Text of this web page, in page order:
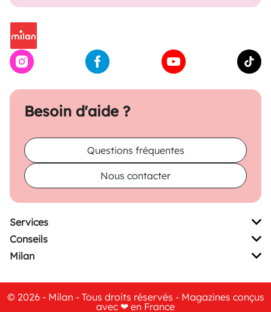
Besoin d'aide ?
Questions fréquentes
Nous contacter
Services
Conseils
Milan
© 2026 - Milan - Tous droits réservés - Magazines conçus
avec ❤ en France